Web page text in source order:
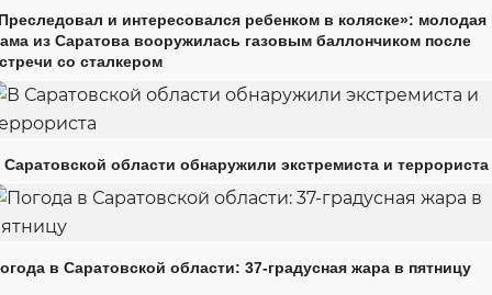
и интересовался ребенком в коляске»: молодая
из Саратова вооружилась газовым баллончиком после
со сталкером
Саратовской области обнаружили экстремиста и террориста
в Саратовской области: 37-градусная жара в пятницу